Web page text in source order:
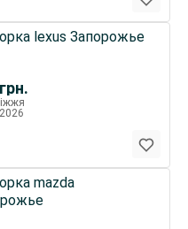
грн.
lexus Запорожье
mazda